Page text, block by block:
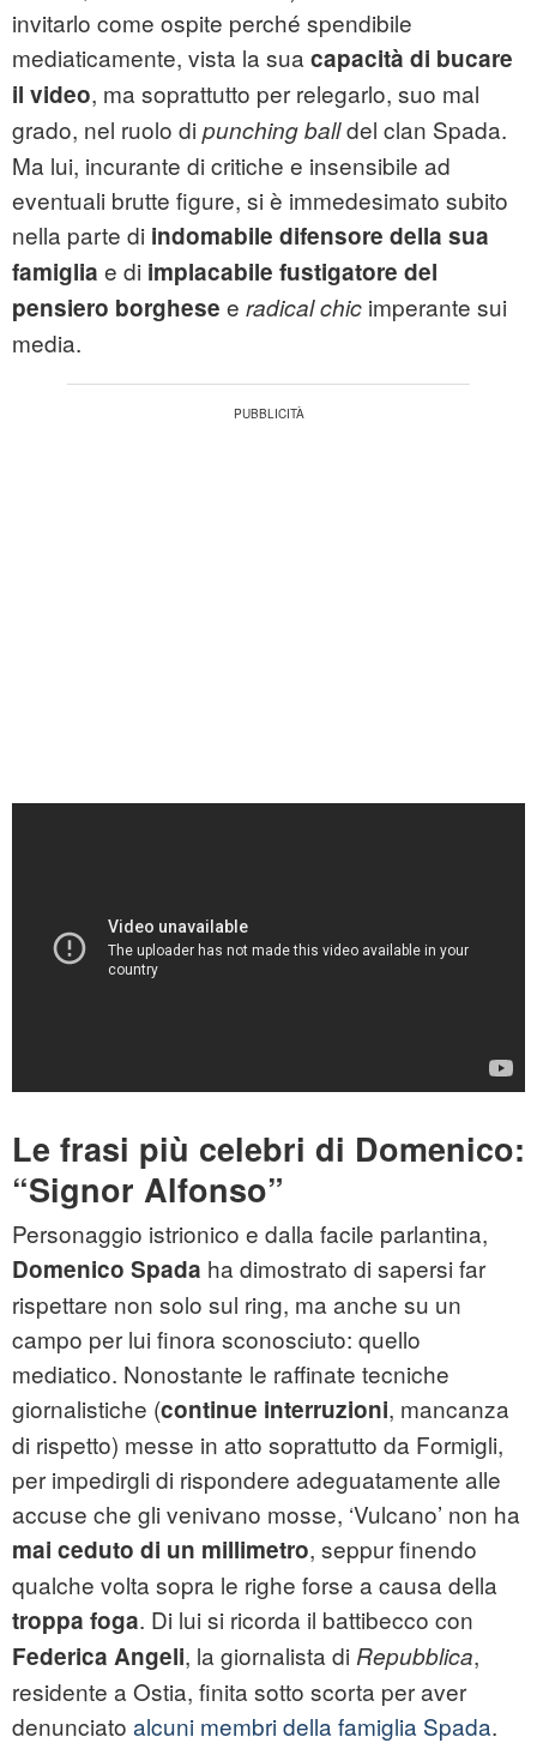
invitarlo come ospite perché spendibile
mediaticamente, vista la sua capacità di bucare
il video, ma soprattutto per relegarlo, suo mal
grado, nel ruolo di punching balldel clan Spada.
Ma lui, incurante di critiche e insensibile ad
eventuali brutte figure, si è immedesimato subito
nella parte di indomabile difensore della sua
famiglia e di implacabile fustigatore del
pensiero borghese e radical chic imperante sui
media.
Le frasi più celebri di Domenico:
“Signor Alfonso”
Personaggio istrionico e dalla facile parlantina,
Domenico Spada ha dimostrato di sapersi far
rispettare non solo sul ring, ma anche su un
campo per lui finora sconosciuto: quello
mediatico. Nonostante le raffinate tecniche
giornalistiche (continue interruzioni, mancanza
di rispetto) messe in atto soprattutto da Formigli,
per impedirgli di rispondere adeguatamente alle
accuse che gli venivano mosse, ‘Vulcano’ non ha
mai ceduto di un millimetro, seppur finendo
qualche volta sopra le righe forse a causa della
troppa foga. Di lui si ricorda il battibecco con
Federica Angeli, la giornalista di Repubblica,
residente a Ostia, finita sotto scorta per aver
denunciato alcuni membri della famiglia Spada.